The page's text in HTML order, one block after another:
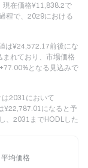
現在価格¥11,838.2で
程で、2029における
は¥24,572.17前後にな
れており、市場価格
となる見込みで
2031において
¥22,787.01になると予
、2031までHODLした
平均価格